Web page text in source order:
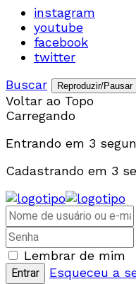
instagram
youtube
facebook
twitter
Buscar
Reproduzir/Pausar
Voltar ao Topo
Carregando
Entrando em 3
Cadastrando em 3
Lembrar de mim
Esqueceu a